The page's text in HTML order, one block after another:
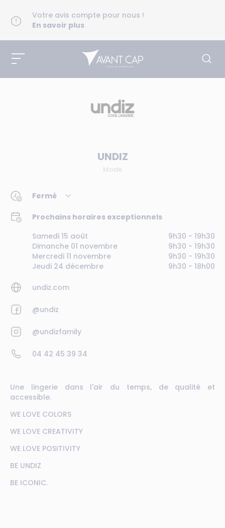
Votre avis compte pour nous !
En savoir plus
UNDIZ
Mode
Fermé
Prochains horaires exceptionnels
Samedi 15 août
9h30 - 19h30
Dimanche 01 novembre
9h30 - 19h30
Mercredi 11 novembre
9h30 - 19h30
Jeudi 24 décembre
9h30 - 18h00
undiz.com
@undiz
@undizfamily
04 42 45 39 34
Une lingerie dans l'air du temps, de qualité et
accessible.
WE LOVE COLORS
WE LOVE CREATIVITY
WE LOVE POSITIVITY
BE UNDIZ
BE ICONIC.